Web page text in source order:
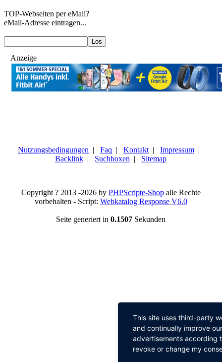
TOP-Webseiten per eMail?
eMail-Adresse eintragen...
Anzeige
Nutzungsbedingungen | Faq | Kontakt | Impressum |
Backlink | Suchboxen | Sitemap
Copyright ? 2013 -2026 by PHPScripte-Shopalle Rechte
vorbehalten - Script: Webkatalog Response V6.0
Seite generiert in 0.1507 Sekunden
This site uses third-party
and continually improve
advertisements according
revoke or change my